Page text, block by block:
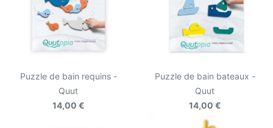
Puzzle de bain requins -
Quut
14,00 €
Puzzle de bain bateaux -
Quut
14,00 €